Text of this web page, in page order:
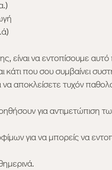
είναι να εντοπίσουμε
που σου συμβαίνει
αποκλείσετε τυχόν
για αντιμετώπιση
για να μπορείς να